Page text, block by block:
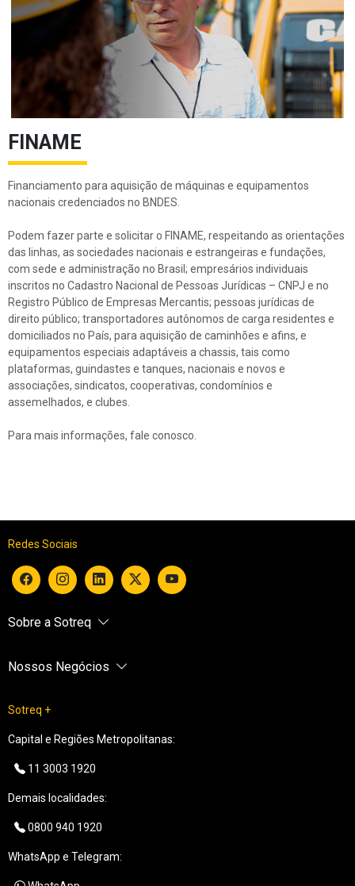
FINAME
Financiamento para aquisição de máquinas e equipamentos
nacionais credenciados no BNDES.
Podem fazer parte e solicitar o FINAME, respeitando as orientações
das linhas, as sociedades nacionais e estrangeiras e fundações,
com sede e administração no Brasil; empresários individuais
inscritos no Cadastro Nacional de Pessoas Jurídicas – CNPJ e no
Registro Público de Empresas Mercantis; pessoas jurídicas de
direito público; transportadores autônomos de carga residentes e
domiciliados no País, para aquisição de caminhões e afins, e
equipamentos especiais adaptáveis a chassis, tais como
plataformas, guindastes e tanques, nacionais e novos e
associações, sindicatos, cooperativas, condomínios e
assemelhados, e clubes.
Para mais informações, fale conosco.
Redes Sociais
Sobre a Sotreq
Nossos Negócios
Sotreq +
Capital e Regiões Metropolitanas:
11 3003 1920
Demais localidades:
0800 940 1920
WhatsApp e Telegram: